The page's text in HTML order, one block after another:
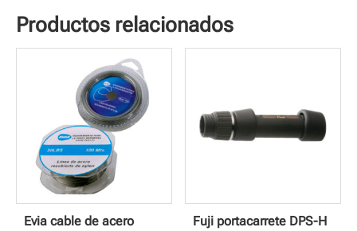
Productos relacionados
Evia cable de acero
Fuji portacarrete DPS-H